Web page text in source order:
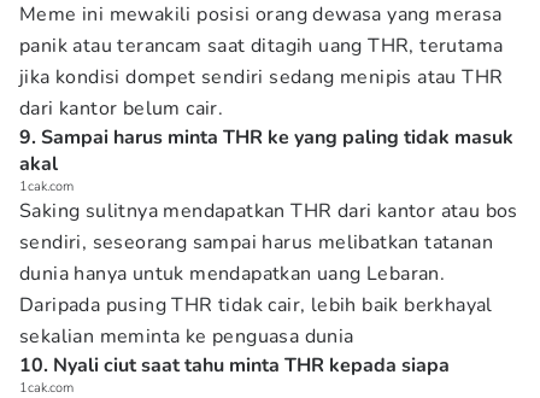
Meme ini mewakili posisi orang dewasa yang merasa
panik atau terancam saat ditagih uang THR, terutama
jika kondisi dompet sendiri sedang menipis atau THR
dari kantor belum cair.
9. Sampai harus minta THR ke yang paling tidak masuk
akal
1cak.com
Saking sulitnya mendapatkan THR dari kantor atau bos
sendiri, seseorang sampai harus melibatkan tatanan
dunia hanya untuk mendapatkan uang Lebaran.
Daripada pusing THR tidak cair, lebih baik berkhayal
sekalian meminta ke penguasa dunia
10. Nyali ciut saat tahu minta THR kepada siapa
1cak.com